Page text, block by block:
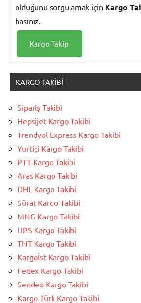
olduğunu sorgulamak için Kargo
basınız.
KARGO TAKIBI
Sipariş Takibi
Hepsijet Kargo Takibi
Trendyol Express Kargo Takibi
Yurtiçi Kargo Takibi
PTT Kargo Takibi
Aras Kargo Takibi
DHL Kargo Takibi
Sürat Kargo Takibi
MNG Kargo Takibi
UPS Kargo Takibi
TNT Kargo Takibi
Kargoİst Kargo Takibi
Fedex Kargo Takibi
Sendeo Kargo Takibi
Kargo Türk Kargo Takibi